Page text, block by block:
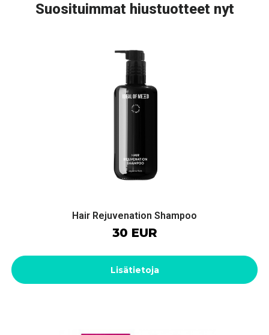
Suosituimmat hiustuotteet nyt
Hair Rejuvenation Shampoo
30 EUR
Lisätietoja